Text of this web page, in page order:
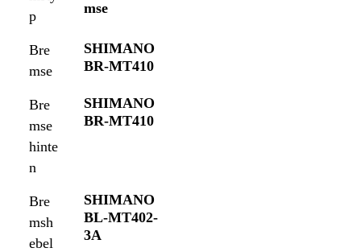
p
mse
Bre
mse
SHIMANO
BR-MT410
Bre
mse
hinte
n
SHIMANO
BR-MT410
Bre
msh
ebel
SHIMANO
BL-MT402-
3A